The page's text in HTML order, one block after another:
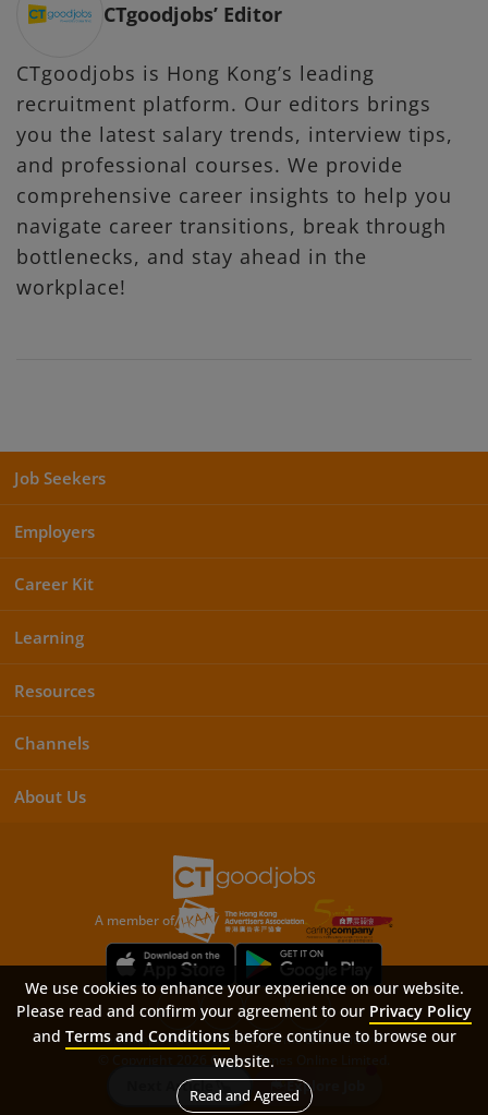
Next Article Explore Job
CTgoodjobs’ Editor
CTgoodjobs is Hong Kong’s leading
recruitment platform. Our editors brings
you the latest salary trends, interview tips,
and professional courses. We provide
comprehensive career insights to help you
navigate career transitions, break through
bottlenecks, and stay ahead in the
workplace!
Job Seekers
Employers
Career Kit
Learning
Resources
Channels
About Us
A member of
© Copyright 2026 Career Times Online Limited.
All rights reserved.
SitemapFAQPrivacy PolicyTerms & Conditions
We use cookies to enhance your experience on our website.
Please read and confirm your agreement to our Privacy Policy
and Terms and Conditionsbefore continue to browse our
website.
Read and Agreed